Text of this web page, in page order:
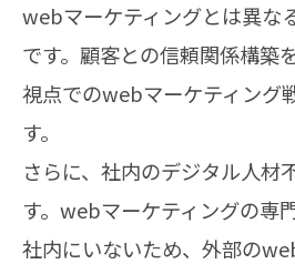
webマーケティングとは異な
です。顧客との信頼関係構築
視点でのwebマーケティング
す。
さらに、社内のデジタル人材
す。webマーケティングの専
社内にいないため、外部の